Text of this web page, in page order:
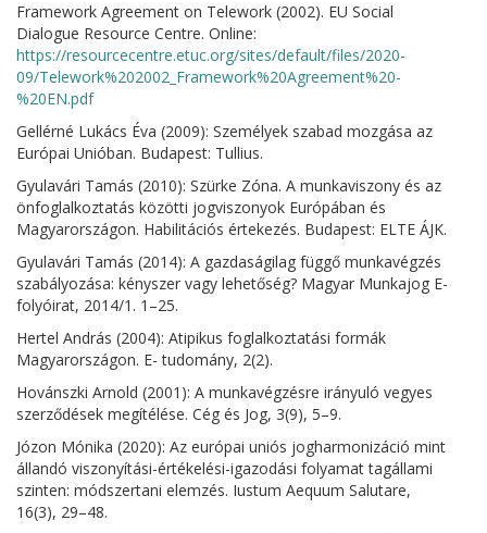
Framework Agreement on Telework (2002). EU Social
Dialogue Resource Centre. Online:
https://resourcecentre.etuc.org/sites/default/files/2020-
09/Telework%202002_Framework%20Agreement%20-
%20EN.pdf
Gellérné Lukács Éva (2009): Személyek szabad mozgása az
Európai Unióban. Budapest: Tullius.
Gyulavári Tamás (2010): Szürke Zóna. A munkaviszony és az
önfoglalkoztatás közötti jogviszonyok Európában és
Magyarországon. Habilitációs értekezés. Budapest: ELTE ÁJK.
Gyulavári Tamás (2014): A gazdaságilag függő munkavégzés
szabályozása: kényszer vagy lehetőség? Magyar Munkajog E-
folyóirat, 2014/1. 1–25.
Hertel András (2004): Atipikus foglalkoztatási formák
Magyarországon. E- tudomány, 2(2).
Hovánszki Arnold (2001): A munkavégzésre irányuló vegyes
szerződések megítélése. Cég és Jog, 3(9), 5–9.
Józon Mónika (2020): Az európai uniós jogharmonizáció mint
állandó viszonyítási-értékelési-igazodási folyamat tagállami
szinten: módszertani elemzés. Iustum Aequum Salutare,
16(3), 29–48.